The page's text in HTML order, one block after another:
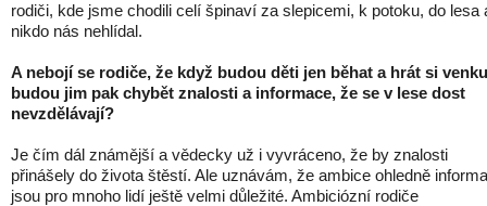
rodiči, kde jsme chodili celí špinaví za slepicemi, k potoku, do lesa
nikdo nás nehlídal.
A nebojí se rodiče, že když budou děti jen běhat a hrát si
budou jim pak chybět znalosti a informace, že se v lese dost
nevzdělávají?
Je čím dál známější a vědecky už i vyvráceno, že by znalosti
přinášely do života štěstí. Ale uznávám, že ambice ohledně
jsou pro mnoho lidí ještě velmi důležité. Ambiciózní rodiče